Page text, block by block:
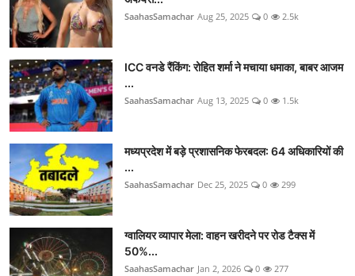
SaahasSamachar Aug 25, 2025 0 2.5k
ICC वनडे रैंकिंग: रोहित शर्मा ने मचाया धमाका, बाबर आजम
...
SaahasSamachar Aug 13, 2025 0 1.5k
मध्यप्रदेश में बड़े प्रशासनिक फेरबदल: 64 अधिकारियों की
...
SaahasSamachar Dec 25, 2025 0 299
ग्वालियर व्यापार मेला: वाहन खरीदने पर रोड टैक्स में
50%...
SaahasSamachar Jan 2, 2026 0 277